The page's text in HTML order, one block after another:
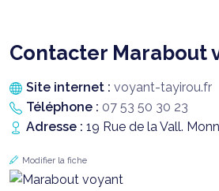
Contacter Marabout
Site internet : voyant-tayirou.fr
Téléphone : 07 53 50 30 23
Adresse : 19 Rue de la Vall.
Modifier la fiche